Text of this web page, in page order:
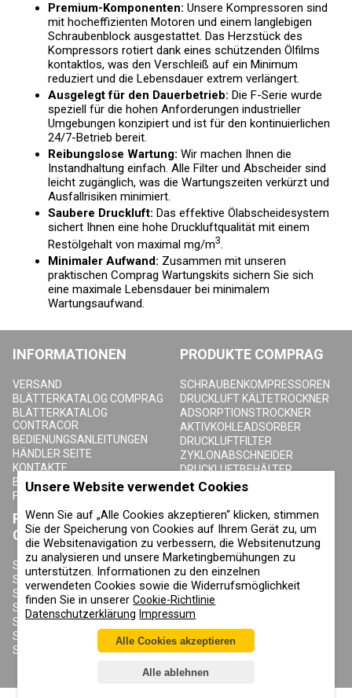
Premium-Komponenten: Unsere Kompressoren sind
mit hocheffizienten Motoren und einem langlebigen
Schraubenblock ausgestattet. Das Herzstück des
Kompressors rotiert dank eines schützenden Ölfilms
kontaktlos, was den Verschleiß auf ein Minimum
reduziert und die Lebensdauer extrem verlängert.
Ausgelegt für den Dauerbetrieb: Die F-Serie wurde
speziell für die hohen Anforderungen industrieller
Umgebungen konzipiert und ist für den kontinuierlichen
24/7-Betrieb bereit.
Reibungslose Wartung: Wir machen Ihnen die
Instandhaltung einfach. Alle Filter und Abscheider sind
leicht zugänglich, was die Wartungszeiten verkürzt und
Ausfallrisiken minimiert.
Saubere Druckluft: Das effektive Ölabscheidesystem
sichert Ihnen eine hohe Druckluftqualität mit einem
Restölgehalt von maximal mg/m3.
Minimaler Aufwand: Zusammen mit unseren
praktischen Comprag Wartungskits sichern Sie sich
eine maximale Lebensdauer bei minimalem
Wartungsaufwand.
INFORMATIONEN
VERSAND
BLÄTTERKATALOG COMPRAG
BLÄTTERKATALOG
CONTRACOR
BEDIENUNGSANLEITUNGEN
HÄNDLER SEITE
KONTAKTE
BLOG
FAQ
PRODUKTE COMPRAG
SCHRAUBENKOMPRESSOREN
DRUCKLUFT KÄLTETROCKNER
ADSORPTIONSTROCKNER
AKTIVKOHLEADSORBER
DRUCKLUFTFILTER
ZYKLONABSCHNEIDER
DRUCKLUFTBEHÄLTER
KONDENSAT-ABLASSVENTILE
PRODUKTE
CONTRACOR
SANDSTRAHLGERÄTE
SANDSTRAHLHELME
SANDSTRAHLANZÜGE
SANDSTRAHLDÜSEN
SANDSTRAHLSCHLAUCH
SANDSTRAHLKUPPLUNGEN
SANDSTRAHLKABINEN
ÜBER COMPRAG
ÜBER UNS
URHEBERRECHT, MARKEN UND
SONSTIGE RECHTE
DATENSCHUTZERKLÄRUNG
COOKIE-RICHTLINIE
IMPRESSUM
Unsere Website verwendet Cookies
Wenn Sie auf „Alle Cookies akzeptieren“ klicken, stimmen
Sie der Speicherung von Cookies auf Ihrem Gerät zu, um
die Websitenavigation zu verbessern, die Websitenutzung
zu analysieren und unsere Marketingbemühungen zu
unterstützen. Informationen zu den einzelnen
verwendeten Cookies sowie die Widerrufsmöglichkeit
finden Sie in unsererCookie-Richtlinie
Datenschutzerklärung Impressum
Alle Cookies akzeptieren
Alle ablehnen